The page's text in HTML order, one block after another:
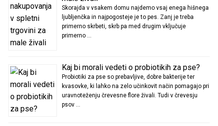
Skorajda v vsakem domu najdemo vsaj enega hišnega
ljubljenčka in najpogosteje je to pes. Zanj je treba
primerno skrbeti, skrb pa med drugim vključuje
primerno …
Kaj bi morali vedeti o probiotikih za pse?
Probiotiki za pse so prebavljive, dobre bakterije ter
kvasovke, ki lahko na zelo učinkovit način pomagajo pri
uravnoteženju črevesne flore živali. Tudi v črevesju
psov …